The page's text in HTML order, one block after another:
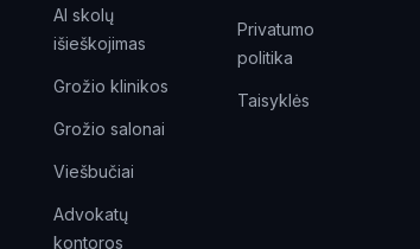
AI skolų
išieškojimas
Grožio klinikos
Grožio salonai
Viešbučiai
Advokatų
kontoros
Privatumo
politika
Taisyklės